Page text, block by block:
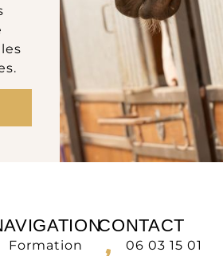
Formation
CONTACT
06 03 15 01